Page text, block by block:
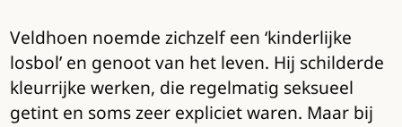
Veldhoen noemde zichzelf een ‘kinderlijke
losbol’ en genoot van het leven. Hij schilderde
kleurrijke werken, die regelmatig seksueel
getint en soms zeer expliciet waren. Maar bij